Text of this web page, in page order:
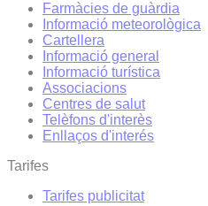
Farmàcies de guàrdia
Informació meteorològica
Cartellera
Informació general
Informació turística
Associacions
Centres de salut
Telèfons d'interès
Enllaços d'interés
Tarifes
Tarifes publicitat